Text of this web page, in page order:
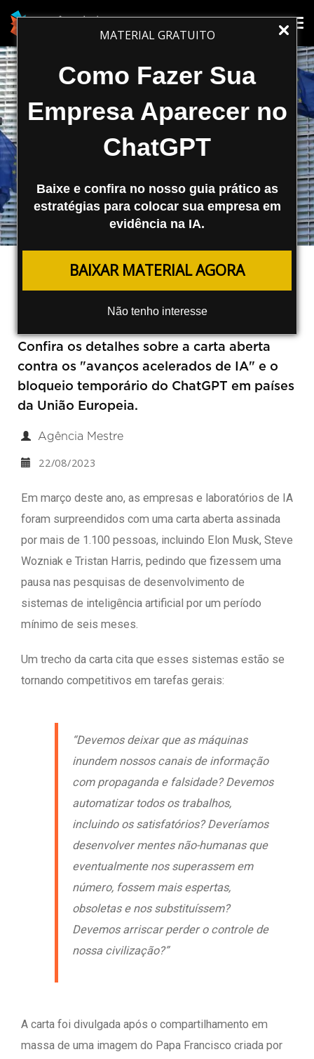
MATERIAL GRATUITO
Como Fazer Sua
Empresa Aparecer no
ChatGPT
Baixe e confira no nosso guia prático as
estratégias para colocar sua empresa em
evidência na IA.
BAIXAR MATERIAL AGORA
Não tenho interesse
ChatGPT Bloqueado na Itália e
Limitações na União Europeia
Confira os detalhes sobre a carta aberta
contra os "avanços acelerados de IA" e o
bloqueio temporário do ChatGPT em países
da União Europeia.
Agência Mestre
22/08/2023
Em março deste ano, as empresas e laboratórios de IA
foram surpreendidos com uma carta aberta assinada
por mais de 1.100 pessoas, incluindo Elon Musk, Steve
Wozniak e Tristan Harris, pedindo que fizessem uma
pausa nas pesquisas de desenvolvimento de
sistemas de inteligência artificial por um período
mínimo de seis meses.
Um trecho da carta cita que esses sistemas estão se
tornando competitivos em tarefas gerais:
“Devemos deixar que as máquinas
inundem nossos canais de informação
com propaganda e falsidade? Devemos
automatizar todos os trabalhos,
incluindo os satisfatórios? Deveríamos
desenvolver mentes não-humanas que
eventualmente nos superassem em
número, fossem mais espertas,
obsoletas e nos substituíssem?
Devemos arriscar perder o controle de
nossa civilização?”
A carta foi divulgada após o compartilhamento em
massa de uma imagem do Papa Francisco criada por